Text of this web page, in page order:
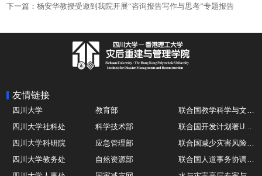
下一篇：杨安华教授受邀到我院开展“咨询报告写作与思考”专题报告
友情链接
四川大学 教育部
四川大学社科处
科学技术部
联合国开发计划署UNDP
四川大学科研院
应急管理部
联合国减少灾害风险办公室UNDRR
四川大学教务处
自然资源部